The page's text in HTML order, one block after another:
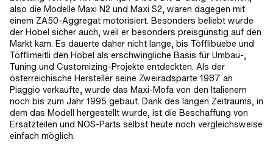
also die Modelle Maxi N2 und Maxi S2, waren dagegen mit
einem ZA50-Aggregat motorisiert. Besonders beliebt wurde
der Hobel sicher auch, weil er besonders preisgünstig auf den
Markt kam. Es dauerte daher nicht lange, bis Töfflibuebe und
Töfflimeitli den Hobel als erschwingliche Basis für Umbau-,
Tuning und Customizing-Projekte entdeckten. Als der
österreichische Hersteller seine Zweiradsparte 1987 an
Piaggio verkaufte, wurde das Maxi-Mofa von den Italienern
noch bis zum Jahr 1995 gebaut. Dank des langen Zeitraums, in
dem das Modell hergestellt wurde, ist die Beschaffung von
Ersatzteilen und NOS-Parts selbst heute noch vergleichsweise
einfach möglich.